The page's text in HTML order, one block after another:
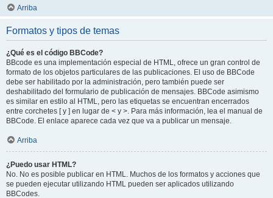
Arriba
Formatos y tipos de temas
¿Qué es el código BBCode?
BBcode es una implementación especial de HTML, ofrece un gran control de
formato de los objetos particulares de las publicaciones. El uso de BBCode
debe ser habilitado por la administración, pero también puede ser
deshabilitado del formulario de publicación de mensajes. BBCode asimismo
es similar en estilo al HTML, pero las etiquetas se encuentran encerrados
entre corchetes [ y ] en lugar de < y >. Para más información, lea el manual de
BBCode. El enlace aparece cada vez que va a publicar un mensaje.
Arriba
¿Puedo usar HTML?
No. No es posible publicar en HTML. Muchos de los formatos y acciones que
se pueden ejecutar utilizando HTML pueden ser aplicados utilizando
BBCodes.